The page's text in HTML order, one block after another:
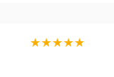
★★★★★